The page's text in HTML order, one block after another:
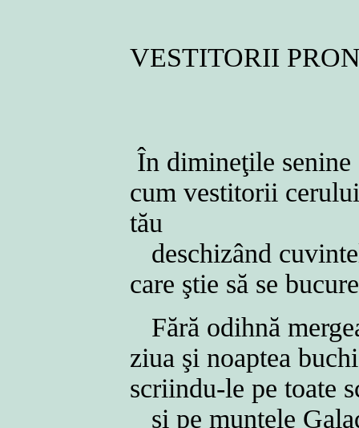
VESTITORII
În dimineţile
cum vestitorii
tău
deschizând
care ştie să se
Fără odihnă
ziua şi noaptea
scriindu-le pe toate
şi pe muntele